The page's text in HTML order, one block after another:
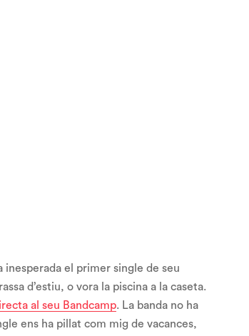
inesperada el primer single de seu
d’estiu, o vora la piscina a la caseta.
al seu Bandcamp. La banda no ha
ens ha pillat com mig de vacances,